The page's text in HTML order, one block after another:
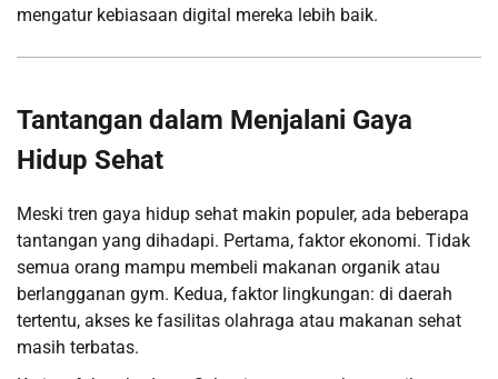
mengatur kebiasaan digital mereka lebih baik.
Tantangan dalam Menjalani Gaya
Hidup Sehat
Meski tren gaya hidup sehat makin populer, ada beberapa
tantangan yang dihadapi. Pertama, faktor ekonomi. Tidak
semua orang mampu membeli makanan organik atau
berlangganan gym. Kedua, faktor lingkungan: di daerah
tertentu, akses ke fasilitas olahraga atau makanan sehat
masih terbatas.